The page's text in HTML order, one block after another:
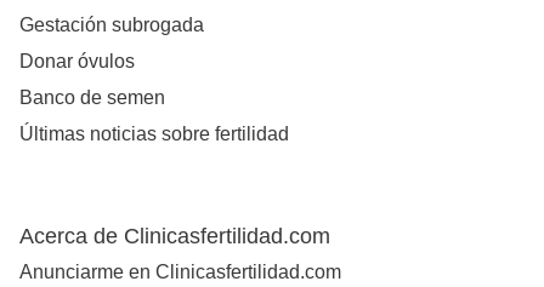
Gestación subrogada
Donar óvulos
Banco de semen
Últimas noticias sobre fertilidad
Acerca de Clinicasfertilidad.com
Anunciarme en Clinicasfertilidad.com